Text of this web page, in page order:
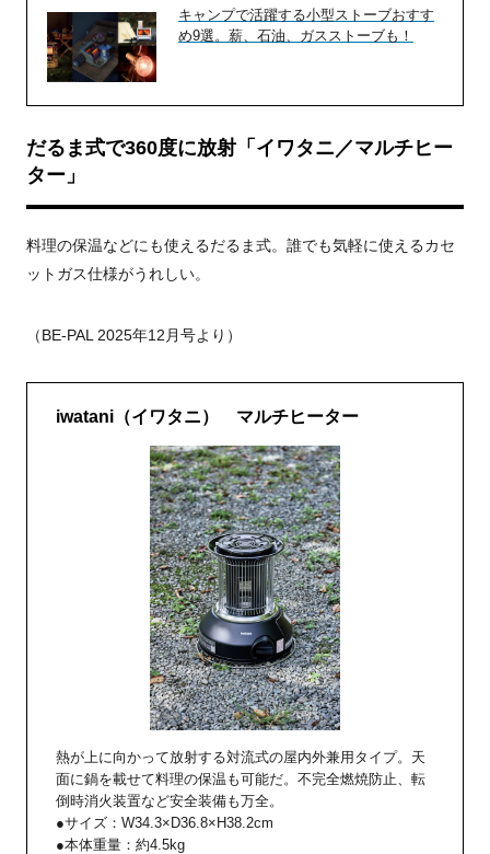
キャンプで活躍する小型ストーブおすす
め9選。薪、石油、ガスストーブも！
だるま式で360度に放射「イワタニ／マルチヒー
ター」
料理の保温などにも使えるだるま式。誰でも気軽に使えるカセ
ットガス仕様がうれしい。
（BE-PAL 2025年12月号より）
iwatani（イワタニ） マルチヒーター
熱が上に向かって放射する対流式の屋内外兼用タイプ。天
面に鍋を載せて料理の保温も可能だ。不完全燃焼防止、転
倒時消火装置など安全装備も万全。
●サイズ：W34.3×D36.8×H38.2cm
●本体重量：約4.5kg